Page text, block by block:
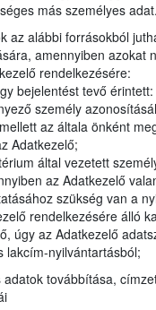
más személyes adat.
az alábbi forrásokból
amennyiben azokat
rendelkezésére:
bejelentést tevő érintett:
személy
az általa önként
Adatkezelő;
által vezetett
az Adatkezelő
szükség van a
rendelkezésére álló
úgy az Adatkezelő
lakcím-nyilvántartásból;
továbbítása,